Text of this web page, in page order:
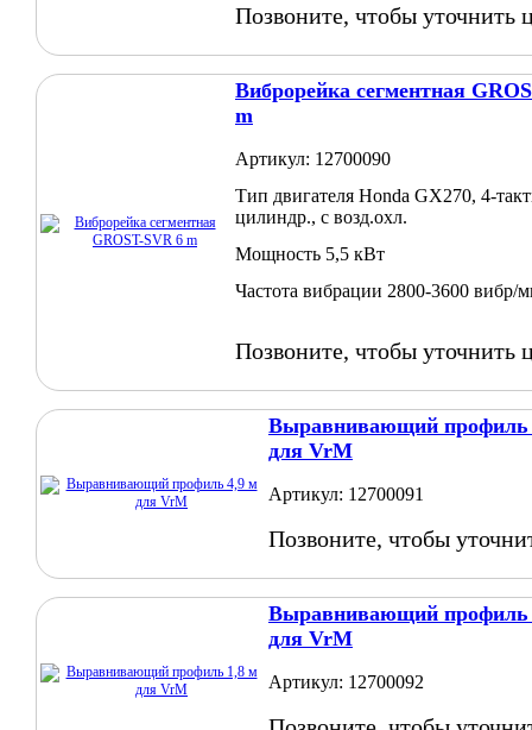
Позвоните, чтобы уточнить
Виброрейка сегментная
m
Артикул: 12700090
Тип двигателя Honda GX270, 4-
цилиндр., с возд.охл.
Мощность 5,5 кВт
Частота вибрации 2800-3600 вибр/
Позвоните, чтобы уточнить
Выравнивающий профиль
для VrM
Артикул: 12700091
Позвоните, чтобы
Выравнивающий профиль
для VrM
Артикул: 12700092